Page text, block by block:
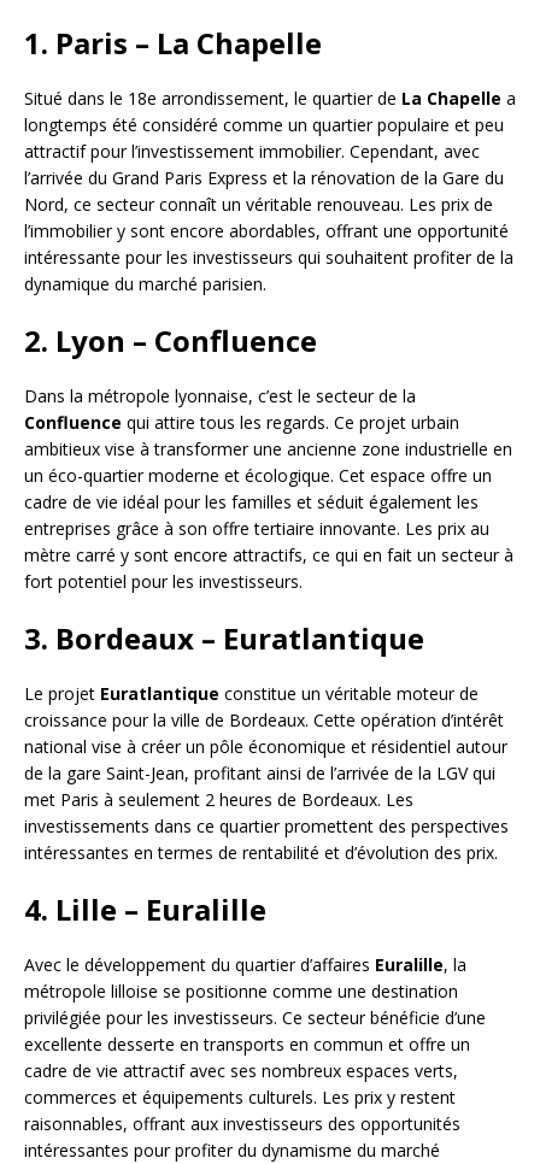
1. Paris – La Chapelle
Situé dans le 18e arrondissement, le quartier de La Chapelle a
longtemps été considéré comme un quartier populaire et peu
attractif pour l’investissement immobilier. Cependant, avec
l’arrivée du Grand Paris Express et la rénovation de la Gare du
Nord, ce secteur connaît un véritable renouveau. Les prix de
l’immobilier y sont encore abordables, offrant une opportunité
intéressante pour les investisseurs qui souhaitent profiter de la
dynamique du marché parisien.
2. Lyon – Confluence
Dans la métropole lyonnaise, c’est le secteur de la
Confluence qui attire tous les regards. Ce projet urbain
ambitieux vise à transformer une ancienne zone industrielle en
un éco-quartier moderne et écologique. Cet espace offre un
cadre de vie idéal pour les familles et séduit également les
entreprises grâce à son offre tertiaire innovante. Les prix au
mètre carré y sont encore attractifs, ce qui en fait un secteur à
fort potentiel pour les investisseurs.
3. Bordeaux – Euratlantique
Le projet Euratlantique constitue un véritable moteur de
croissance pour la ville de Bordeaux. Cette opération d’intérêt
national vise à créer un pôle économique et résidentiel autour
de la gare Saint-Jean, profitant ainsi de l’arrivée de la LGV qui
met Paris à seulement 2 heures de Bordeaux. Les
investissements dans ce quartier promettent des perspectives
intéressantes en termes de rentabilité et d’évolution des prix.
4. Lille – Euralille
Avec le développement du quartier d’affaires Euralille, la
métropole lilloise se positionne comme une destination
privilégiée pour les investisseurs. Ce secteur bénéficie d’une
excellente desserte en transports en commun et offre un
cadre de vie attractif avec ses nombreux espaces verts,
commerces et équipements culturels. Les prix y restent
raisonnables, offrant aux investisseurs des opportunités
intéressantes pour profiter du dynamisme du marché